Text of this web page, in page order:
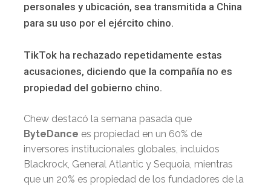
personales y ubicación, sea transmitida a China
para su uso por el ejército chino.
TikTok ha rechazado repetidamente estas
acusaciones, diciendo que la compañía no es
propiedad del gobierno chino.
Chew destacó la semana pasada que
ByteDance es propiedad en un 60% de
inversores institucionales globales, incluidos
Blackrock, General Atlantic y Sequoia, mientras
que un 20% es propiedad de los fundadores de la